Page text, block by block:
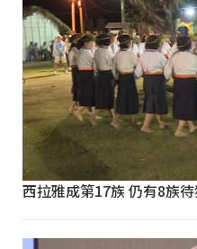
西拉雅成第17族 仍有8族